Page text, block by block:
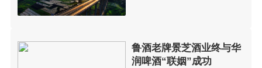
鲁酒老牌景芝酒业终与华
润啤酒“联姻”成功